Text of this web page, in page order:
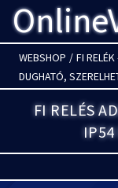
WEBSHOP / FI
DUGHATÓ,
FI RELÉS
IP54